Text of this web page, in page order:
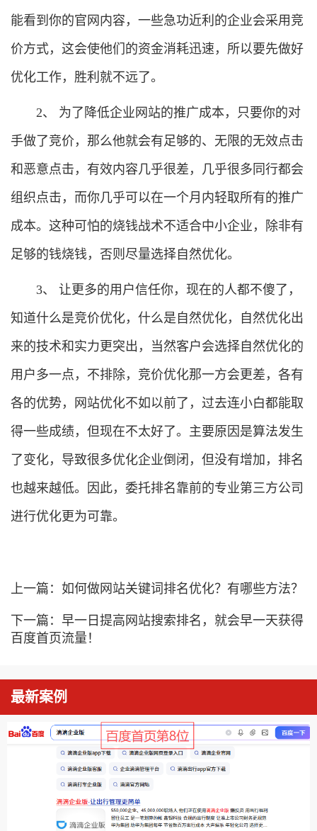
能看到你的官网内容，一些急功近利的企业会采用竞
价方式，这会使他们的资金消耗迅速，所以要先做好
优化工作，胜利就不远了。
2、 为了降低企业网站的推广成本，只要你的对
手做了竞价，那么他就会有足够的、无限的无效点击
和恶意点击，有效内容几乎很差，几乎很多同行都会
组织点击，而你几乎可以在一个月内轻取所有的推广
成本。这种可怕的烧钱战术不适合中小企业，除非有
足够的钱烧钱，否则尽量选择自然优化。
3、 让更多的用户信任你，现在的人都不傻了，
知道什么是竞价优化，什么是自然优化，自然优化出
来的技术和实力更突出，当然客户会选择自然优化的
用户多一点，不排除，竞价优化那一方会更差，各有
各的优势，网站优化不如以前了，过去连小白都能取
得一些成绩，但现在不太好了。主要原因是算法发生
了变化，导致很多优化企业倒闭，但没有增加，排名
也越来越低。因此，委托排名靠前的专业第三方公司
进行优化更为可靠。
上一篇： 如何做网站关键词排名优化？有哪些方法？
下一篇： 早一日提高网站搜索排名，就会早一天获得
百度首页流量！
最新案例